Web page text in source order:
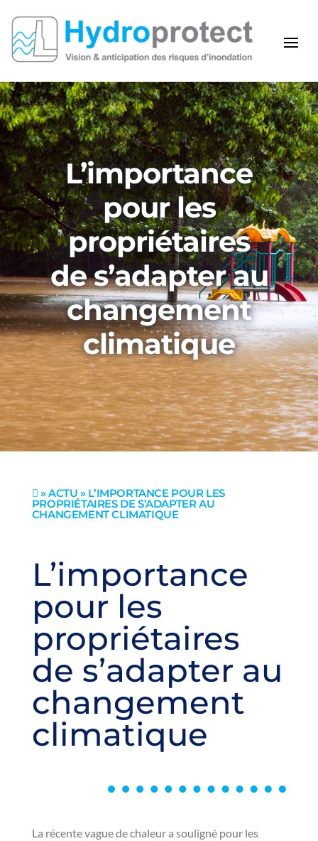
L’importance
pour les
propriétaires
de s’adapter au
changement
climatique
 »ACTU » L’IMPORTANCE POUR LES
PROPRIÉTAIRES DE S’ADAPTER AU
CHANGEMENT CLIMATIQUE
L’importance
pour les
propriétaires
de s’adapter au
changement
climatique
La récente vague de chaleur a souligné pour les